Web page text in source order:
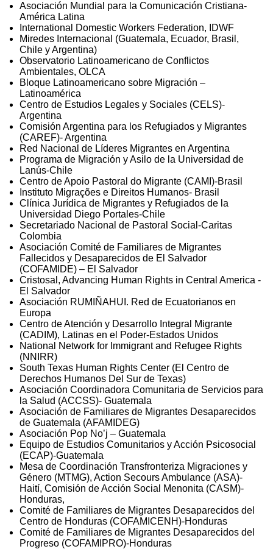
Asociación Mundial para la Comunicación Cristiana-
América Latina
International Domestic Workers Federation, IDWF
Miredes Internacional (Guatemala, Ecuador, Brasil,
Chile y Argentina)
Observatorio Latinoamericano de Conflictos
Ambientales, OLCA
Bloque Latinoamericano sobre Migración –
Latinoamérica
Centro de Estudios Legales y Sociales (CELS)-
Argentina
Comisión Argentina para los Refugiados y Migrantes
(CAREF)- Argentina
Red Nacional de Líderes Migrantes en Argentina
Programa de Migración y Asilo de la Universidad de
Lanús-Chile
Centro de Apoio Pastoral do Migrante (CAMI)-Brasil
Instituto Migrações e Direitos Humanos- Brasil
Clínica Jurídica de Migrantes y Refugiados de la
Universidad Diego Portales-Chile
Secretariado Nacional de Pastoral Social-Caritas
Colombia
Asociación Comité de Familiares de Migrantes
Fallecidos y Desaparecidos de El Salvador
(COFAMIDE) – El Salvador
Cristosal, Advancing Human Rights in Central America -
El Salvador
Asociación RUMIÑAHUI. Red de Ecuatorianos en
Europa
Centro de Atención y Desarrollo Integral Migrante
(CADIM), Latinas en el Poder-Estados Unidos
National Network for Immigrant and Refugee Rights
(NNIRR)
South Texas Human Rights Center (El Centro de
Derechos Humanos Del Sur de Texas)
Asociación Coordinadora Comunitaria de Servicios para
la Salud (ACCSS)- Guatemala
Asociación de Familiares de Migrantes Desaparecidos
de Guatemala (AFAMIDEG)
Asociación Pop No’j – Guatemala
Equipo de Estudios Comunitarios y Acción Psicosocial
(ECAP)-Guatemala
Mesa de Coordinación Transfronteriza Migraciones y
Género (MTMG), Action Secours Ambulance (ASA)-
Haití, Comisión de Acción Social Menonita (CASM)-
Honduras,
Comité de Familiares de Migrantes Desaparecidos del
Centro de Honduras (COFAMICENH)-Honduras
Comité de Familiares de Migrantes Desaparecidos del
Progreso (COFAMIPRO)-Honduras